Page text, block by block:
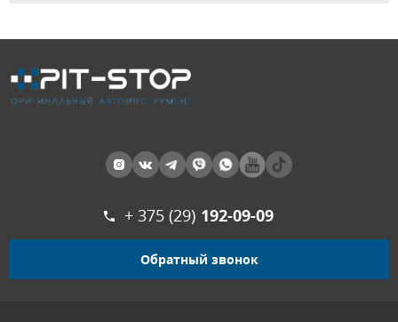
+ 375 (29) 192-09-09
Обратный звонок